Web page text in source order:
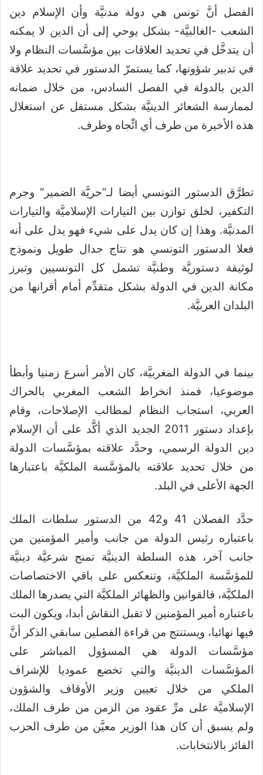
الفصل أنَّ تونس هي دولة مدنيَّة وأن الإسلام دين
الشعب -الغالبيَّة- بشكل يوحي إلى أن الدين لا يمكنه
أن يتدخَّل في تحديد العلاقات بين مؤسَّسات النظام ولا
في تدبير شؤونها، كما يستمرّ الدستور في تحديد علاقة
الدين بالدولة في الفصل السادس، من خلال ضمانه
لممارسة الشعائر الدينيَّة بشكل مستقل عن استغلال
هذه الأخيرة من طرف أي اتِّجاه وطرف.
تطرَّق الدستور التونسي أيضا لـ”حريَّة الضمير” وجرم
التكفير، لخلق توازن بين التيارات الإسلاميَّة والتيارات
المدنيَّة. وهذا إن كان يدل على شيء فهو يدل على أنه
فعلا الدستور التونسي هو نتاج جدال طويل ونموذج
لوثيقة دستوريَّة وطنيَّة تشمل كل التونسيين وتبرز
مكانة الدين في الدولة بشكل متقدِّم أمام أقرانها من
البلدان العربيَّة.
بينما في الدولة المغربيَّة، كان الأمر أسرع زمنيا وأبطأ
موضوعيا، فمنذ انخراط الشعب المغربي بالحراك
العربي، استجاب النظام لمطالب الإصلاحات، وقام
بإعداد دستور 2011 الجديد الذي أكَّد على أن الإسلام
دين الدولة الرسمي، وحدَّد علاقته بمؤسَّسات الدولة
من خلال تحديد علاقته بالمؤسَّسة الملكيَّة باعتبارها
الجهة الأعلى في البلد.
حدَّد الفصلان 41 و42 من الدستور سلطات الملك
باعتباره رئيس الدولة من جانب وأمير المؤمنين من
جانب آخر، هذه السلطة الدينيَّة تمنح شرعيَّة دينيَّة
للمؤسَّسة الملكيَّة، وتنعكس على باقي الاختصاصات
الملكيَّة، فالقوانين والظهائر الملكيَّة التي يصدرها الملك
باعتباره أمير المؤمنين لا تقبل النقاش أبدا، ويكون البت
فيها نهائيا، ويستنتج من قراءة الفصلين سابقي الذكر أنَّ
مؤسَّسات الدولة هي المسؤول المباشر على
المؤسَّسات الدينيَّة والتي تخضع عموديا للإشراف
الملكي من خلال تعيين وزير الأوقاف والشؤون
الإسلاميَّة على مرِّ عقود من الزمن من طرف الملك،
ولم يسبق أن كان هذا الوزير معيَّن من طرف الحزب
الفائز بالانتخابات.